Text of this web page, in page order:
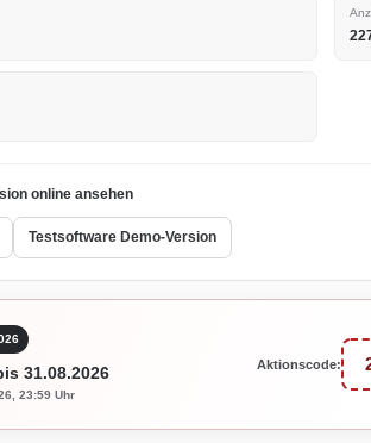
online ansehen
Testsoftware Demo-Version
31.08.2026
23:59 Uhr
Aktionscode: